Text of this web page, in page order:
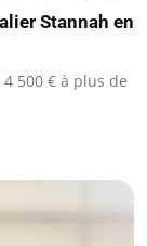
Stannah en
500 € à plus de